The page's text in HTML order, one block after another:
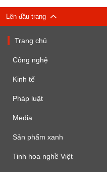
Lên đầu trang
Trang chủ
Công nghệ
Kinh tế
Pháp luật
Media
Sản phẩm xanh
Tinh hoa nghề Việt